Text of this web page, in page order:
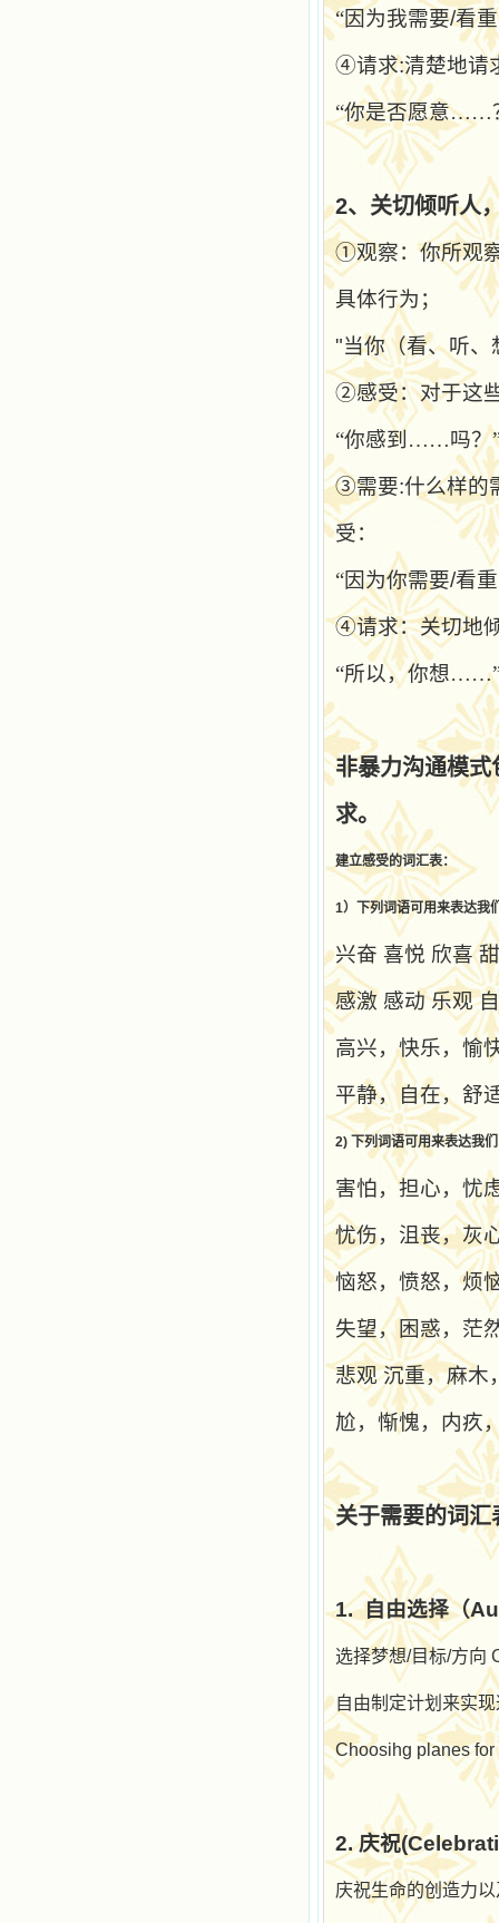
“因为我需要/看
④请求:清楚地请
“你是否愿意……
2、 关切倾听人
①观察：你所观
具体行为；
"当你（看、听、
②感受：对于这
“你感到……吗？
③需要:什么样的
受：
“因为你需要/看
④请求：关切地
“所以，你想
非暴力沟通模式
求。
建立感受的词汇表：
1）下列词语可用来表达我
兴奋 喜悦 欣喜
感激 感动 乐观
高兴，快乐，愉
平静，自在，舒
2) 下列词语可用来表达我
害怕，担心，忧
忧伤，沮丧，灰
恼怒，愤怒，烦
失望，困惑，茫
悲观 沉重，麻木
尬，惭愧，内疚
关于需要的词汇
1. 自由选择（
选择梦想/目标/方向
自由制定计划来实
Choosihg planes
2.庆祝
庆祝生命的创造力